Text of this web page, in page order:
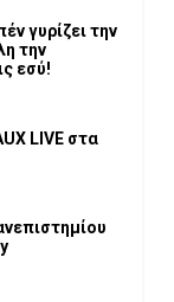
γυρίζει την
την
εσύ!
LIVE στα